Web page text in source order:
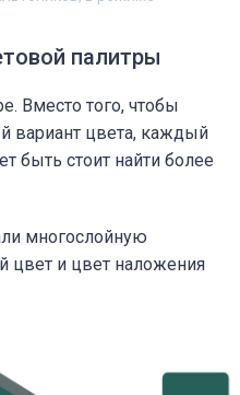
палитры
Вместо того, чтобы
вариант цвета, каждый
быть стоит найти более
многослойную
цвет и цвет наложения